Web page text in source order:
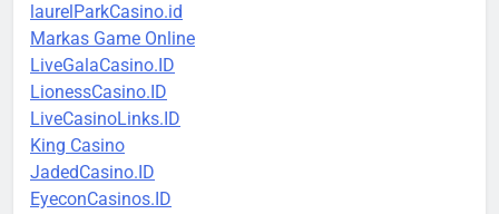
laurelParkCasino.id
Markas Game Online
LiveGalaCasino.ID
LionessCasino.ID
LiveCasinoLinks.ID
King Casino
JadedCasino.ID
EyeconCasinos.ID